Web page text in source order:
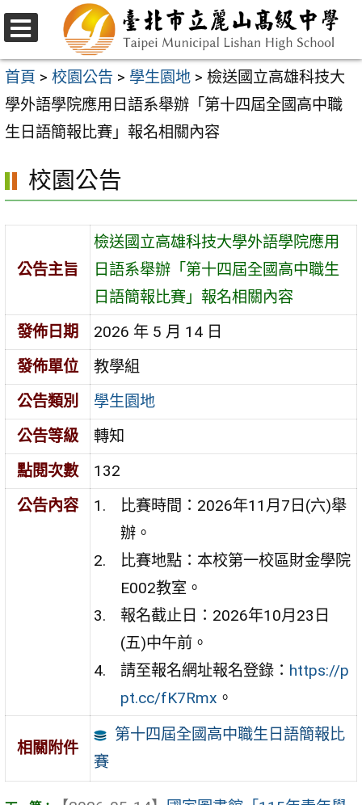
跳
至
主
要
內
區
選
單
首頁 > 校園公告 > 學生園地 > 檢送國立高雄科技大
學外語學院應用日語系舉辦「第十四屆全國高中職
生日語簡報比賽」報名相關內容
校園公告
公告主旨
檢送國立高雄科技大學外語學院應用
日語系舉辦「第十四屆全國高中職生
日語簡報比賽」報名相關內容
發佈日期
2026 年 5 月 14 日
發佈單位
教學組
公告類別
學生園地
公告等級
轉知
點閱次數
132
公告內容
比賽時間：2026年11月7日(六)舉
辦。
比賽地點：本校第一校區財金學院
E002教室。
報名截止日：2026年10月23日
(五)中午前。
請至報名網址報名登錄： https://p
pt.cc/fK7Rmx 。
相關附件
第十四屆全國高中職生日語簡報比
賽